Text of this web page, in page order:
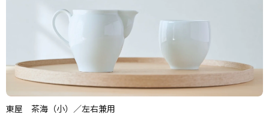
東屋 茶海（小）／左右兼用